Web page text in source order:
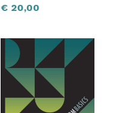
€ 20,00